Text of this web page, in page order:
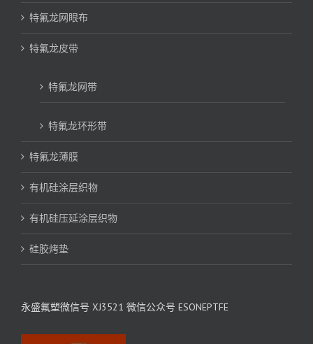
特氟龙网眼布
特氟龙皮带
特氟龙网带
特氟龙环形带
特氟龙薄膜
有机硅涂层织物
有机硅压延涂层织物
硅胶烤垫
永盛氟塑微信号 XJ3521 微信公众号 ESONEPTFE